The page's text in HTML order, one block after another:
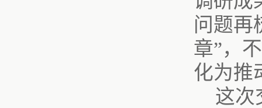
问题再
章”，
化为推
这次